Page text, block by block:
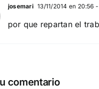
josemari 13/11/2014 en 20:56 -
por que repartan el
comentario